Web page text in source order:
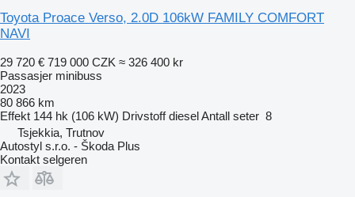
Toyota Proace Verso, 2.0D 106kW FAMILY COMFORT
NAVI
29 720 € 719 000 CZK ≈ 326 400 kr
Passasjer minibuss
2023
80 866 km
Effekt 144 hk (106 kW) Drivstoff dieselAntall seter 8
Tsjekkia, Trutnov
Autostyl s.r.o. - Škoda Plus
Kontakt selgeren